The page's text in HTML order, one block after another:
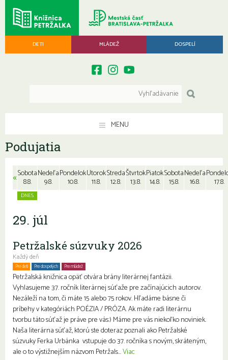
DETI MLÁDEŽ DOSPELÍ
MENU
Podujatia
«Sobota
8.8.
Nedeľa
9.8.
Pondelok
10.8.
Utorok
11.8.
Streda
12.8.
Štvrtok
13.8.
Piatok
14.8.
Sobota
15.8.
Nedeľa
16.8. 17.8.
29. júl
Petržalské súzvuky 2026
Každý deň
Pre deti Pre dospelých Pre mládež
Petržalská knižnica opäť otvára brány literárnej fantázii.
Vyhlasujeme 37. ročník literárnej súťaže pre začínajúcich autorov.
Nezáleží na tom, či máte 15 alebo 75 rokov. Hľadáme básne či
príbehy v kategóriách POÉZIA / PRÓZA. Ak máte radi literárnu
tvorbu táto súťaž je práve pre vás:) Máme pre vás niekoľko noviniek.
Naša literárna súťaž, ktorú ste doteraz poznali ako Petržalské
súzvuky Ferka Urbánka vstupuje do 37. ročníka s novým, skráteným,
ale o to výstižnejším názvom Petržals...Viac